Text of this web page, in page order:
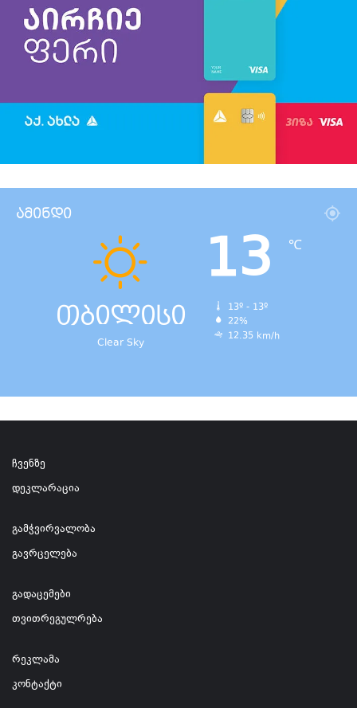
ამინდი
თბილისი
Clear Sky
13 ℃
13º - 13º
22%
12.35 km/h
ჩვენზე
დეკლარაცია
გამჭვირვალობა
გავრცელება
გადაცემები
თვითრეგულრება
რეკლამა
კონტაქტი